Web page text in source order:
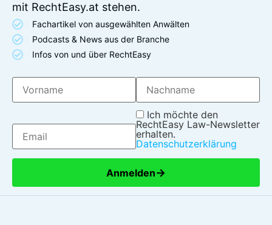
mit RechtEasy.at stehen.
Fachartikel von ausgewählten Anwälten
Podcasts & News aus der Branche
Infos von und über RechtEasy
Ich möchte den
RechtEasy Law-Newsletter
erhalten.
Datenschutzerklärung
Anmelden→